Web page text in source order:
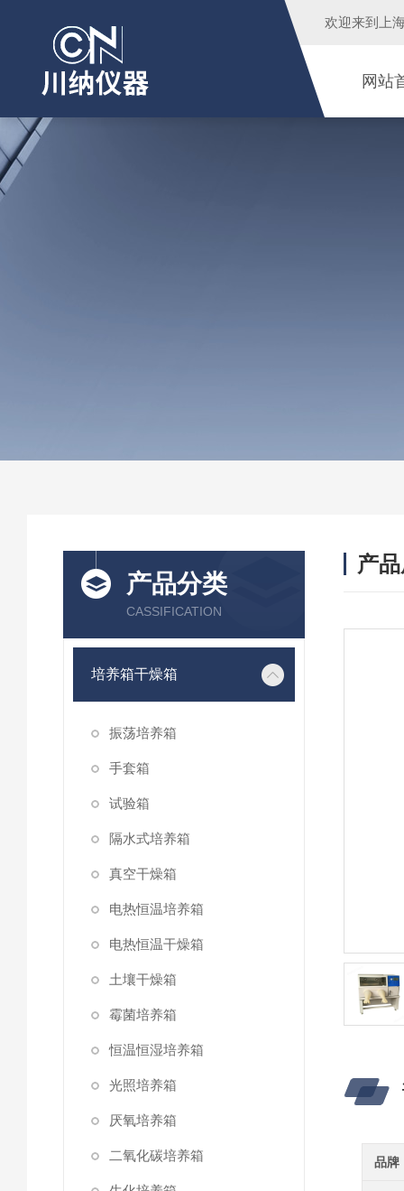
欢迎来到 上
网站
产品分类
CASSIFICATION
培养箱干燥箱
振荡培养箱
手套箱
试验箱
隔水式培养箱
真空干燥箱
电热恒温培养箱
电热恒温干燥箱
土壤干燥箱
霉菌培养箱
恒温恒湿培养箱
光照培养箱
厌氧培养箱
二氧化碳培养箱
产
品牌